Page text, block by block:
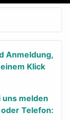
Anmeldung,
Klick
uns melden
oder Telefon: